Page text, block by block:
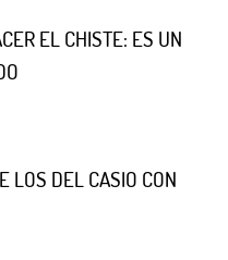
EL CHISTE: ES UN
LOS DEL CASIO CON